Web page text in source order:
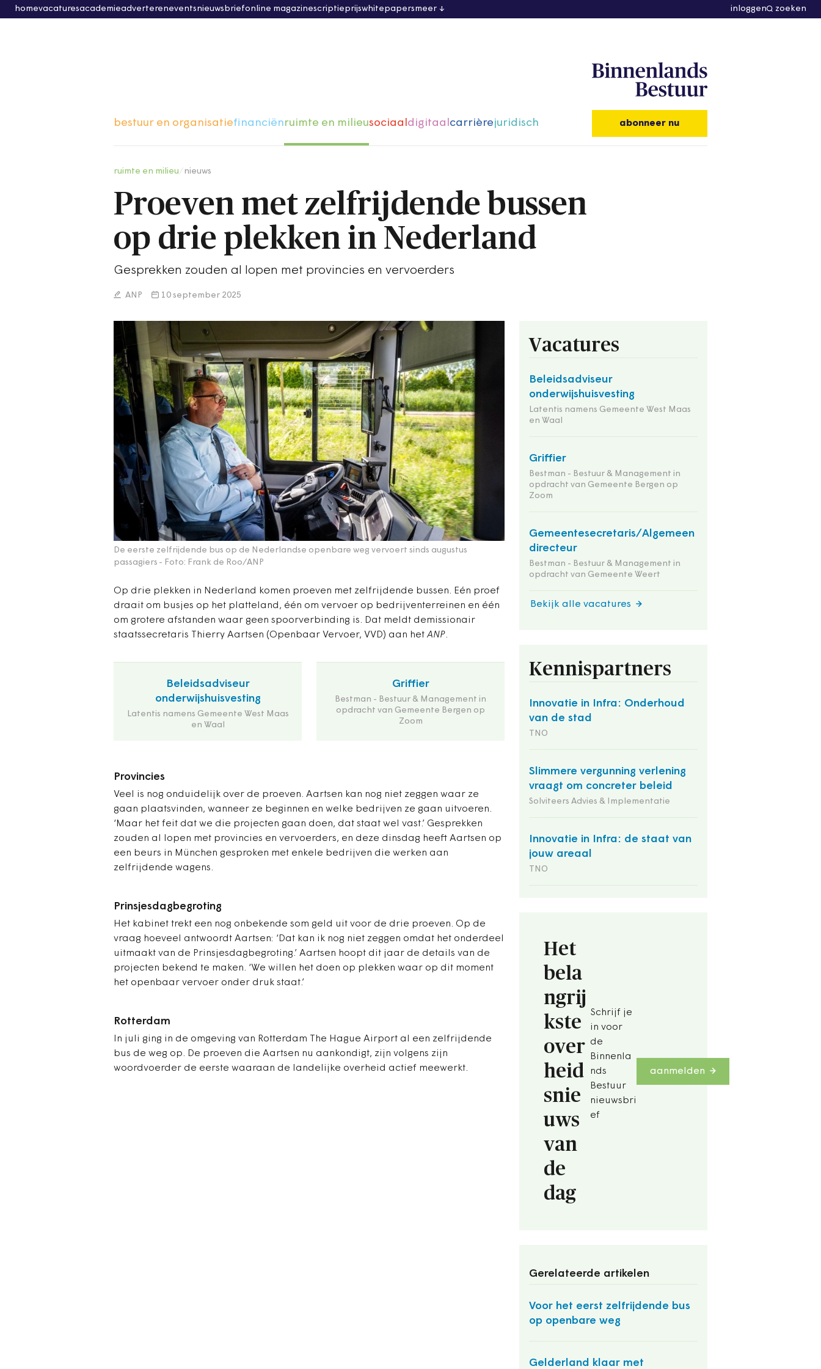
homevacaturesacademieadvertereneventsnieuwsbriefonline magazinescriptieprijswhitepapersmeer inloggen zoeken
bestuur en organisatiefinanciënruimte en milieusociaaldigitaalcarrièrejuridisch abonneer nu
ruimte en milieu nieuws
Proeven met zelfrijdende bussen
op drie plekken in Nederland
Gesprekken zouden al lopen met provincies en vervoerders
ANP 10 september 2025
De eerste zelfrijdende bus op de Nederlandse openbare weg vervoert sinds augustus
passagiers - Foto: Frank de Roo/ANP
Op drie plekken in Nederland komen proeven met zelfrijdende bussen. Eén proef
draait om busjes op het platteland, één om vervoer op bedrijventerreinen en één
om grotere afstanden waar geen spoorverbinding is. Dat meldt demissionair
staatssecretaris Thierry Aartsen (Openbaar Vervoer, VVD) aan het ANP.
Beleidsadviseur
onderwijshuisvesting
Latentis namens Gemeente West Maas
en Waal
Griffier
Bestman - Bestuur & Management in
opdracht van Gemeente Bergen op
Zoom
Provincies
Veel is nog onduidelijk over de proeven. Aartsen kan nog niet zeggen waar ze
gaan plaatsvinden, wanneer ze beginnen en welke bedrijven ze gaan uitvoeren.
‘Maar het feit dat we die projecten gaan doen, dat staat wel vast.’ Gesprekken
zouden al lopen met provincies en vervoerders, en deze dinsdag heeft Aartsen op
een beurs in München gesproken met enkele bedrijven die werken aan
zelfrijdende wagens.
Vacatures
Beleidsadviseur
onderwijshuisvesting
Latentis namens Gemeente West Maas
en Waal
Griffier
Bestman - Bestuur & Management in
opdracht van Gemeente Bergen op
Zoom
Gemeentesecretaris/Algemeen
directeur
Bestman - Bestuur & Management in
opdracht van Gemeente Weert
Bekijk alle vacatures
Kennispartners
Innovatie in Infra: Onderhoud
van de stad
TNO
Slimmere vergunning verlening
vraagt om concreter beleid
Solviteers Advies & Implementatie
Innovatie in Infra: de staat van
jouw areaal
TNO
Het
bela
ngrij
kste
over
heid
snie
uws
van
de
dag
Schrijf je
in voor
de
Binnenla
nds
Bestuur
nieuwsbri
ef
aanmelden
Gerelateerde artikelen
Voor het eerst zelfrijdende bus
op openbare weg
Gelderland klaar met
Prinsjesdagbegroting
Het kabinet trekt een nog onbekende som geld uit voor de drie proeven. Op de
vraag hoeveel antwoordt Aartsen: ‘Dat kan ik nog niet zeggen omdat het onderdeel
uitmaakt van de Prinsjesdagbegroting.’ Aartsen hoopt dit jaar de details van de
projecten bekend te maken. ‘We willen het doen op plekken waar op dit moment
het openbaar vervoer onder druk staat.’
Rotterdam
In juli ging in de omgeving van Rotterdam The Hague Airport al een zelfrijdende
bus de weg op. De proeven die Aartsen nu aankondigt, zijn volgens zijn
woordvoerder de eerste waaraan de landelijke overheid actief meewerkt.